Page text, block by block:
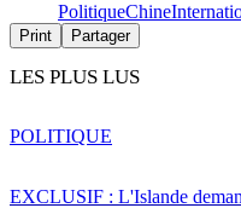
PolitiqueChine
Print Partager
LES PLUS LUS
EXCLUSIF : L'Islande
POLITIQUE